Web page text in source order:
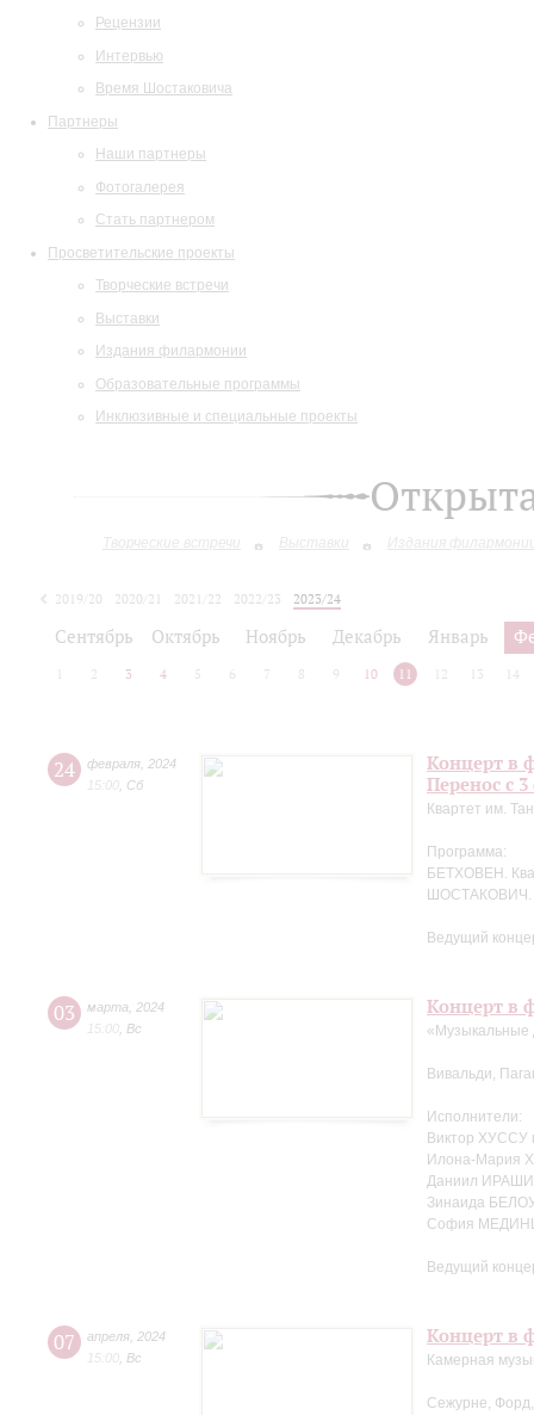
Рецензии
Интервью
Время Шостаковича
Партнеры
Наши партнеры
Фотогалерея
Стать партнером
Просветительские проекты
Творческие встречи
Выставки
Издания филармонии
Образовательные программы
Инклюзивные и специальные проекты
Творческие встречи Выставки Издания
2019/20 2020/21 2021/22 2022/23
2023/24
Сентябрь Октябрь Ноябрь Декабрь Январь
2 3 4 5 6 7 8 9 10 11 12 13 14
24 февраля 2024
15:00 Сб
Концерт в
Перенос с
Квартет им.
Программа:
БЕТХОВЕН.
ШОСТАКОВИЧ.
Ведущий
03 марта
2024
15:00 Вс
Концерт в
«Музыкальные
Вивальди,
Исполнители:
Виктор ХУССУ
Илона-Мария
Даниил
Зинаида
София
Ведущий
07 апреля 2024
15:00 Вс
Концерт в
Камерная
Сежурне,